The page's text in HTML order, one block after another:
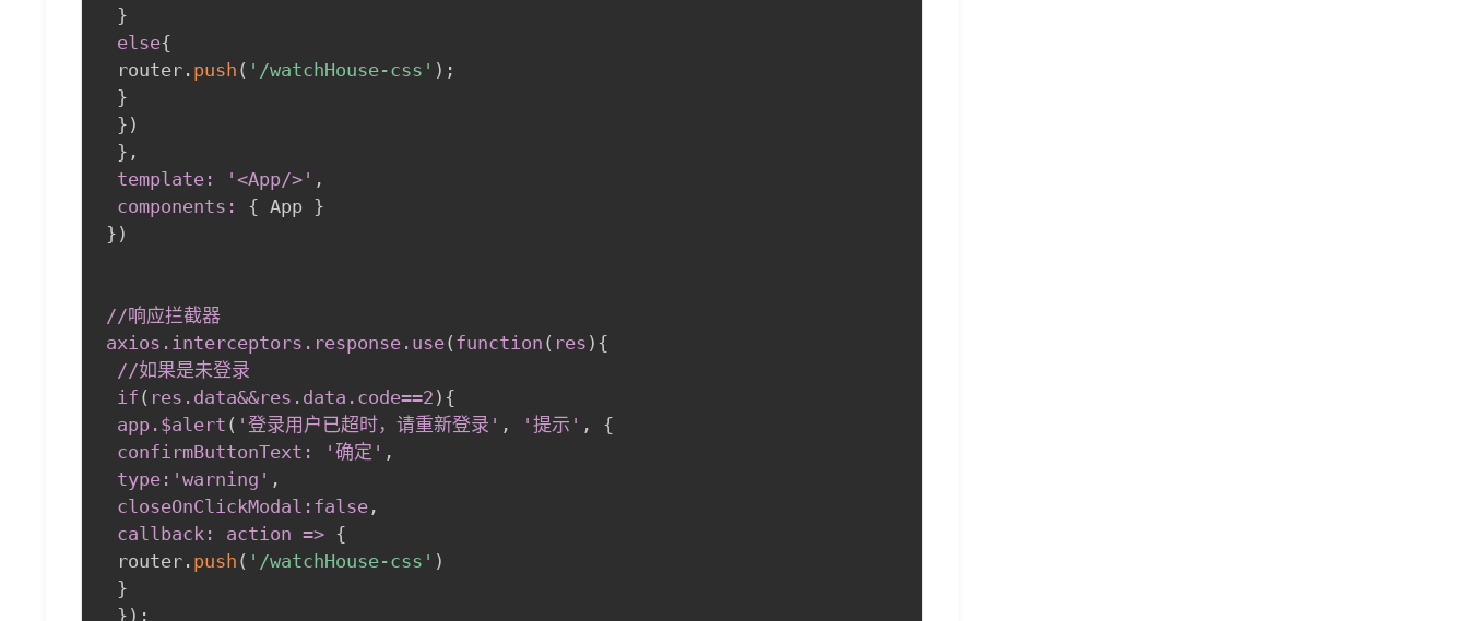
}
else{
router. push ( '/watchHouse-css' ) ;
}
} )
} ,
template: '<App/> ' ,
components:
{ App }
} )
//响应拦截器
axios .interceptors .response .use( function ( res ) {
//如果是未登录
if ( res .data&&res .data .code==2 ) {
app.$alert ( '登录用户已超时，请重新登录' , '提示' ,
{
confirmButtonText: '确定' ,
type:'warning' ,
closeOnClickModal :false ,
callback: action => {
router. push ( '/watchHouse-css' )
}
} ) ;